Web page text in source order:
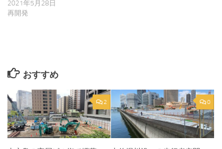
2021年5月28日
再開発
おすすめ
2 0